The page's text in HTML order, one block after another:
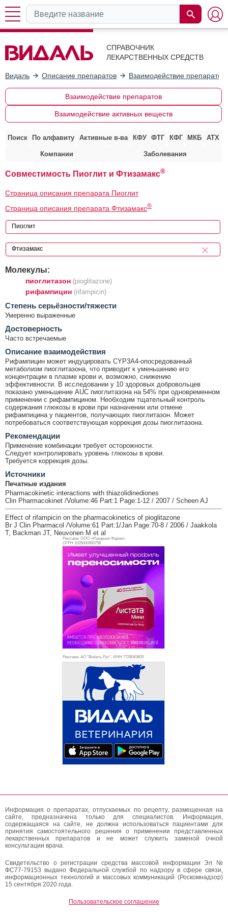
СПРАВОЧНИК
ЛЕКАРСТВЕННЫХ СРЕДСТВ
Видаль Описание препаратов Взаимодействие препаратов
Взаимодействие препаратов
Взаимодействие активных веществ
Поиск По алфавиту Активные в-ва КФУ ФТГ КФГ МКБ АТХ
Компании Заболевания
Совместимость Пиоглит и Фтизамакс®
Страница описания препарата Пиоглит
Страница описания препарата Фтизамакс®
Молекулы:
пиоглитазон (pioglitazone)
рифампицин (rifampicin)
Cтепень серьёзности/тяжести
Умеренно выраженные
Достоверность
Часто встречаемые
Описание взаимодействия
Рифампицин может индуцировать CYP3A4-опосредованный
метаболизм пиоглитазона, что приводит к уменьшению его
концентрации в плазме крови и, возможно, снижению
эффективности. В исследовании у 10 здоровых добровольцев
показано уменьшение AUC пиоглитазона на 54% при одновременном
применении с рифампицином. Необходим тщательный контроль
содержания глюкозы в крови при назначении или отмене
рифампицина у пациентов, получающих пиоглитазон. Может
потребоваться соответствующая коррекция дозы пиоглитазона.
Рекомендации
Применение комбинации требует осторожности.
Следует контролировать уровень глюкозы в крови.
Требуется коррекция дозы.
Источники
Печатные издания
Pharmacokinetic interactions with thiazolidinediones
Clin Pharmacokinet /Volume:46 Part:1 Page:1-12 / 2007 / Scheen AJ
Effect of rifampicin on the pharmacokinetics of pioglitazone
Br J Clin Pharmacol /Volume:61 Part:1/Jan Page:70-8 / 2006 / Jaakkola
T, Backman JT, Neuvonen M et al
Реклама. ООО «Изварино Фарма»,
ОГРН 1035000900758
Реклама. АО "Видаль Рус", ИНН 7728043605
Информация о препаратах, отпускаемых по рецепту, размещенная на
сайте, предназначена только для специалистов. Информация,
содержащаяся на сайте, не должна использоваться пациентами для
принятия самостоятельного решения о применении представленных
лекарственных препаратов и не может служить заменой очной
консультации врача.
Свидетельство о регистрации средства массовой информации Эл №
ФС77-79153 выдано Федеральной службой по надзору в сфере связи,
информационных технологий и массовых коммуникаций (Роскомнадзор)
15 сентября 2020 года.
Пользовательское соглашение